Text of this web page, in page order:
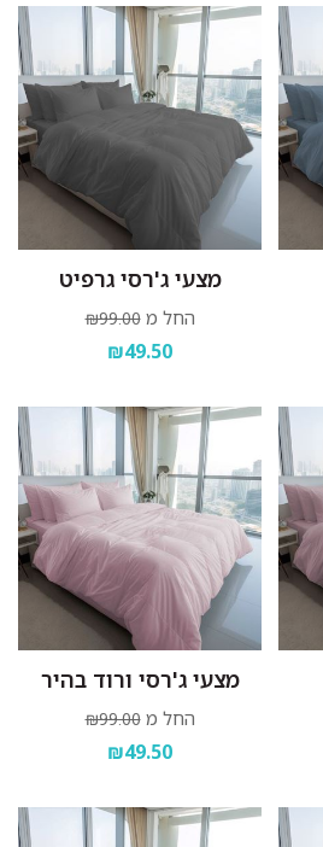
מצעי ג'רסי גרפיט
החל מ ₪99.00
₪49.50
מצעי ג'רסי ורוד בהיר
החל מ ₪99.00
₪49.50